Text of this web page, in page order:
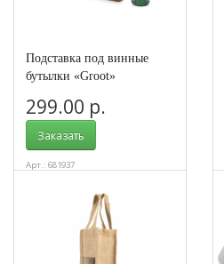
Подставка под винные
бутылки «Groot»
299.00 р.
Заказать
Арт.: 681937